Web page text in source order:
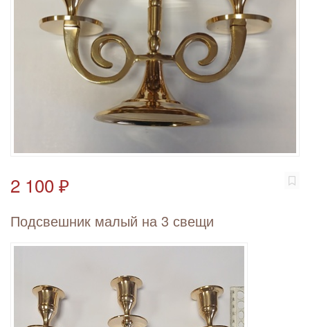
2 100 ₽
Подсвешник малый на 3 свещи